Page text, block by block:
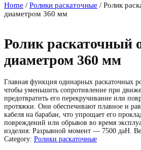
Home / Ролики раскаточные / Ролик
диаметром 360 мм
Ролик раскаточный
диаметром 360 мм
Главная функция одинарных раскаточных
чтобы уменьшить сопротивление при
предотвратить его перекручивание или
протяжки. Они обеспечивают плавное и
кабеля на барабан, что упрощает его
повреждений или обрывов во время
изделия: Разрывной момент — 7500 даН.
Category: Ролики раскаточные